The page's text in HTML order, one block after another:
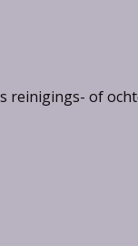
reinigings- of